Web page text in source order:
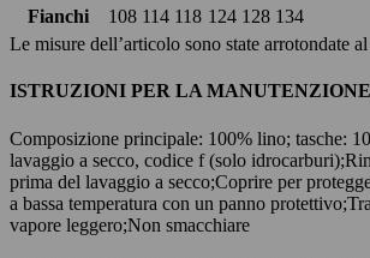
Fianchi
108 114 118 124 128 134
Le misure dell’articolo sono state arrotondate
ISTRUZIONI PER LA MANUTENZIONE
Composizione principale: 100% lino; tasche:
lavaggio a secco, codice f (solo idrocarburi);
prima del lavaggio a secco;Coprire per
a bassa temperatura con un panno protettivo;
vapore leggero;Non smacchiare